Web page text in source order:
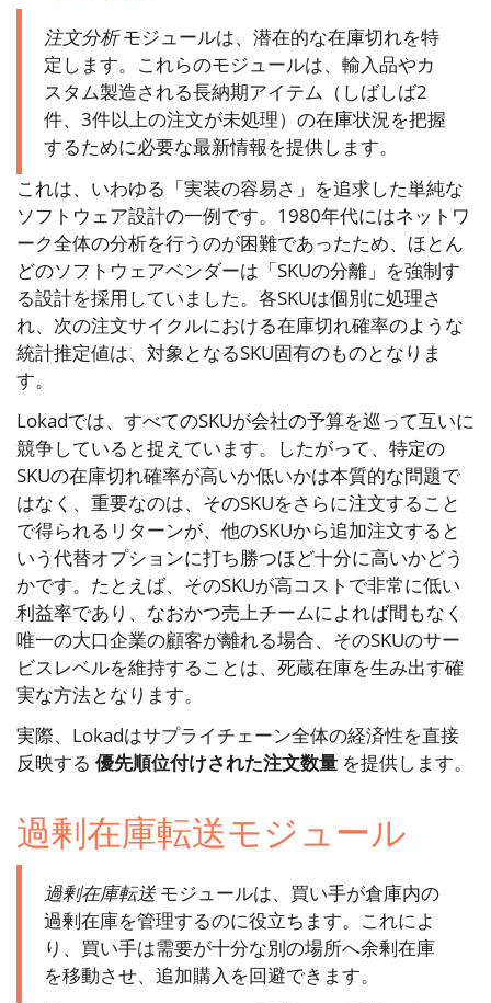
注文分析モジュールは、潜在的な在庫切れを特
定します。これらのモジュールは、輸入品やカ
スタム製造される長納期アイテム（しばしば2
件、3件以上の注文が未処理）の在庫状況を把握
するために必要な最新情報を提供します。
これは、いわゆる「実装の容易さ」を追求した単純な
ソフトウェア設計の一例です。1980年代にはネットワ
ーク全体の分析を行うのが困難であったため、ほとん
どのソフトウェアベンダーは「SKUの分離」を強制す
る設計を採用していました。各SKUは個別に処理さ
れ、次の注文サイクルにおける在庫切れ確率のような
統計推定値は、対象となるSKU固有のものとなりま
す。
Lokadでは、すべてのSKUが会社の予算を巡って互いに
競争していると捉えています。したがって、特定の
SKUの在庫切れ確率が高いか低いかは本質的な問題で
はなく、重要なのは、そのSKUをさらに注文すること
で得られるリターンが、他のSKUから追加注文すると
いう代替オプションに打ち勝つほど十分に高いかどう
かです。たとえば、そのSKUが高コストで非常に低い
利益率であり、なおかつ売上チームによれば間もなく
唯一の大口企業の顧客が離れる場合、そのSKUのサー
ビスレベルを維持することは、死蔵在庫を生み出す確
実な方法となります。
実際、Lokadはサプライチェーン全体の経済性を直接
反映する 優先順位付けされた注文数量 を提供します。
過剰在庫転送モジュール
過剰在庫転送 モジュールは、買い手が倉庫内の
過剰在庫を管理するのに役立ちます。これによ
り、買い手は需要が十分な別の場所へ余剰在庫
を移動させ、追加購入を回避できます。